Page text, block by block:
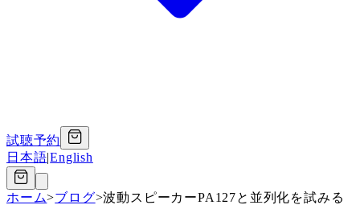
試聴予約
日本語|English
ホーム>ブログ>波動スピーカーPA127と並列化を試みる